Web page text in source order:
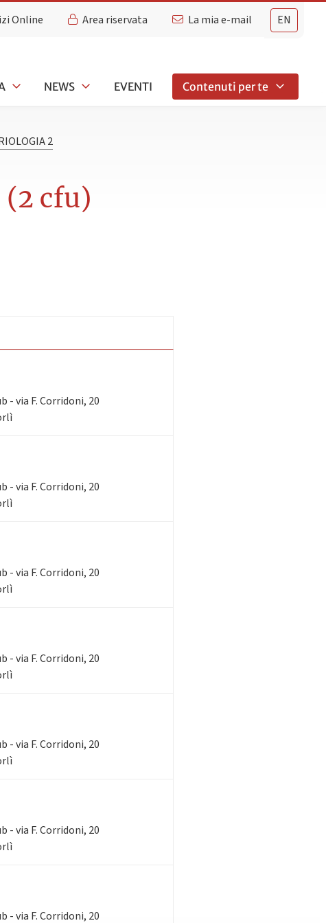
EN
Online Area riservata La mia e-mail
NEWS EVENTI Contenuti per te
2
(2 cfu)
- via F. Corridoni, 20
- via F. Corridoni, 20
- via F. Corridoni, 20
- via F. Corridoni, 20
- via F. Corridoni, 20
- via F. Corridoni, 20
- via F. Corridoni, 20